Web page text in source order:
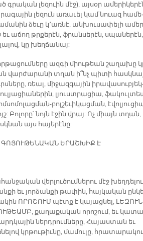
լե­զուին մէջ), այ­սօր
լե­զուն ա­ռա­ւել կամ նուազ հա­մե­
ձե­ւը կ՚առ­նէ, ան­խու­սա­փե­լի
ա­ճող թրքե­րէն, ֆրան­սե­րէն, սպա­նե­րէն,
կը խեղ­ճա­նայ:
ազ­գի միու­թեան շա­ղա­խը
վար­ժա­րա­նի տղան ի՞նչ պի­տի
ռեալ, մի­ջազ­գա­յին
լյուստ­րա­ցիա,
բոլ­շե­ւի­կաց­ման,
նոյն է­ջին վրայ: Ոչ միայն տղան,
այս հա­յե­րէ­նը:
Ե­ՐԱՇ­ԽԻՔ Է
վեր­լու­ծում­նե­րու մէջ խեղ­դե­լու
եւ յոր­ձան­քի թա­փին, հայ­կա­կան
Ո­ՐՈ­ՇՈՒՄ պէտք է կա­յաց­նել, ԼԵ­ԶՈՒՆ
քա­ղա­քա­կան ո­րո­շում, եւ
ներդ­րում­նե­րը, Հա­յաս­տան եւ
կրթու­թիւ­նը, մա­մու­լը,